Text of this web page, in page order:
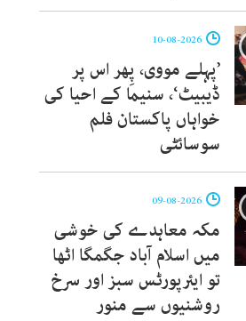
’پہلے مووی، پِھر اس پر
ڈیبیٹ‘، سنیما کے احیا کی
خواہاں پاکستان فلم
سوسائٹی
مکہ معاہدے کی خوشی
میں اسلام آباد جگمگا اٹھا
تو ایئرپورٹس سبز اور سرخ
روشنیوں سے منور